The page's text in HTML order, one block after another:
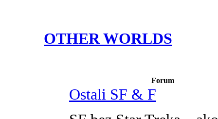
OTHER WORLDS
Forum
Ostali SF & F